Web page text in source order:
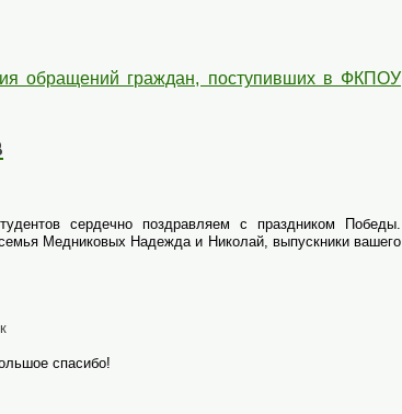
обращений граждан, поступивших в ФКПОУ
сердечно поздравляем с праздником Победы.
Медниковых Надежда и Николай, выпускники вашего
спасибо!